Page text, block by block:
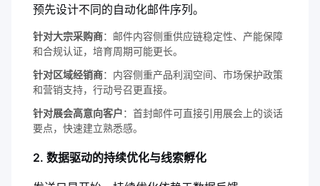
预先设计不同的自动化邮件序列。
针对大宗采购商：邮件内容侧重供应链稳定性、产能保障
和合规认证，培育周期可能更长。
针对区域经销商：内容侧重产品利润空间、市场保护政策
和营销支持，行动号召更直接。
针对展会高意向客户：首封邮件可直接引用展会上的谈话
要点，快速建立熟悉感。
2. 数据驱动的持续优化与线索孵化